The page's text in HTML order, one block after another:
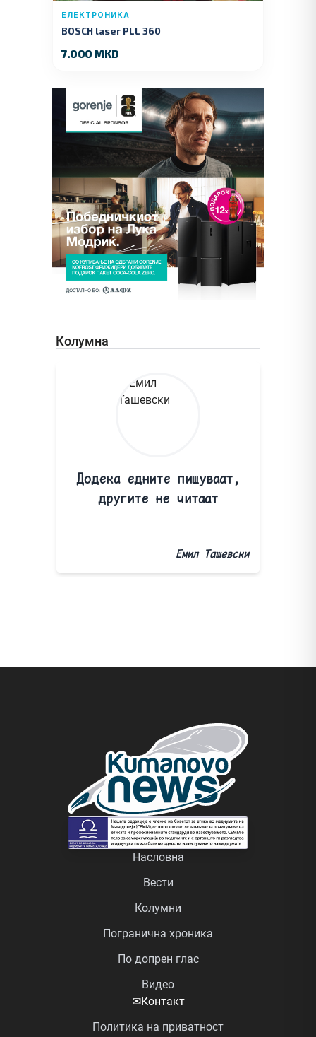
ЕЛЕКТРОНИКА
BOSCH laser PLL 360
7.000 MKD
Колумна
Додека едните пишуваат,
другите не читаат
Емил Ташевски
Насловна
Вести
Колумни
Погранична хроника
По допрен глас
Видео
✉Контакт
Политика на приватност